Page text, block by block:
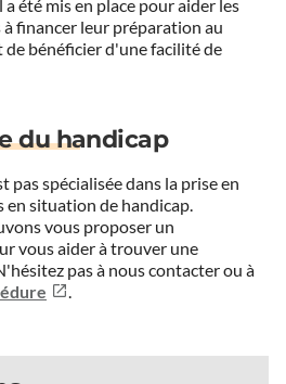
été mis en place pour aider les
à financer leur préparation au
de bénéficier d'une facilité de
du handicap
pas spécialisée dans la prise en
en situation de handicap.
vous proposer un
vous aider à trouver une
pas à nous contacter ou à